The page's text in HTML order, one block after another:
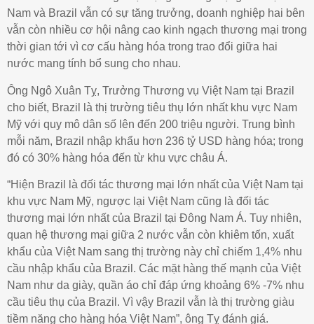
Nam và Brazil vẫn có sự tăng trưởng, doanh nghiệp hai bên
vẫn còn nhiều cơ hội nâng cao kinh ngạch thương mại trong
thời gian tới vì cơ cấu hàng hóa trong trao đổi giữa hai
nước mang tính bổ sung cho nhau.
Ông Ngô Xuân Tỵ, Trưởng Thương vụ Việt Nam tại Brazil
cho biết, Brazil là thị trường tiêu thụ lớn nhất khu vực Nam
Mỹ với quy mô dân số lên đến 200 triệu người. Trung bình
mỗi năm, Brazil nhập khẩu hơn 236 tỷ USD hàng hóa; trong
đó có 30% hàng hóa đến từ khu vực châu Á.
“Hiện Brazil là đối tác thương mại lớn nhất của Việt Nam tại
khu vực Nam Mỹ, ngược lại Việt Nam cũng là đối tác
thương mại lớn nhất của Brazil tại Đông Nam Á. Tuy nhiên,
quan hệ thương mại giữa 2 nước vẫn còn khiêm tốn, xuất
khẩu của Việt Nam sang thị trường này chỉ chiếm 1,4% nhu
cầu nhập khẩu của Brazil. Các mặt hàng thế mạnh của Việt
Nam như da giày, quần áo chỉ đáp ứng khoảng 6% -7% nhu
cầu tiêu thụ của Brazil. Vì vậy Brazil vẫn là thị trường giàu
tiềm năng cho hàng hóa Việt Nam”, ông Tỵ đánh giá.